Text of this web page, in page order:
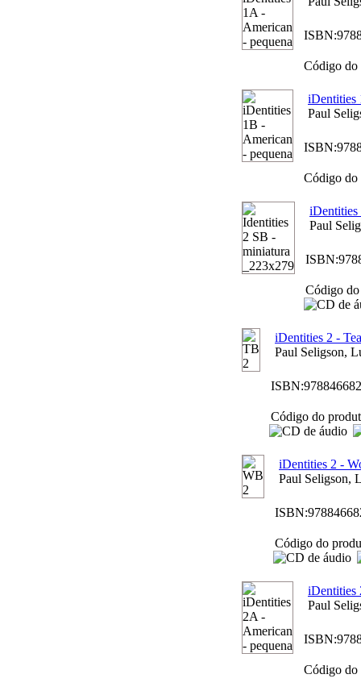
ISBN:
Código do
iDentities
Paul
ISBN:
Código do
iDentities
Paul
ISBN:
Código
iDentities 2 -
Paul Seligson,
ISBN:
Código do
iDentities 2 -
Paul Seligson,
ISBN:
Código do
iDentities
Paul
ISBN:
Código do